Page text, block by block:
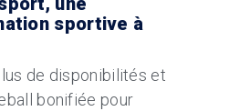
sportive à
de disponibilités et
bonifiée pour